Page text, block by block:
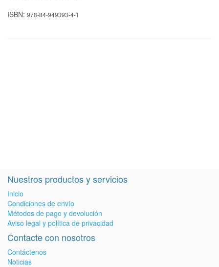
ISBN: 978-84-949393-4-1
Nuestros productos y servicios
Inicio
Condiciones de envío
Métodos de pago y devolución
Aviso legal y política de privacidad
Contacte con nosotros
Contáctenos
Noticias